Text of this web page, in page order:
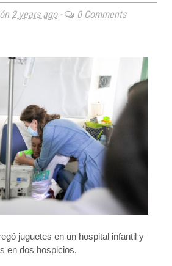
2 years ago- 0 Comments
juguetes en un hospital infantil y
en dos hospicios.